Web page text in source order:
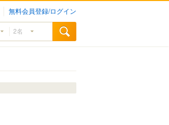
無料会員登録/ログイン